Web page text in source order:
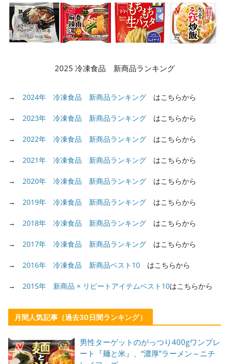
2025 冷凍食品 新商品ランキング
→ 2024年 冷凍食品 新商品ランキング はこちらから
→ 2023年 冷凍食品 新商品ランキング はこちらから
→ 2022年 冷凍食品 新商品ランキング はこちらから
→ 2021年 冷凍食品 新商品ランキング はこちらから
→ 2020年 冷凍食品 新商品ランキング はこちらから
→ 2019年 冷凍食品 新商品ランキング はこちらから
→ 2018年 冷凍食品 新商品ランキング はこちらから
→ 2017年 冷凍食品 新商品ランキング はこちらから
→ 2016年 冷凍食品 新商品ベスト10 はこちらから
→ 2015年 新商品 × リピートアイテムベスト10はこちらから
月間人気記事（過去30日間ランキング）
男性ターゲットのがっつり400gワンプレ
ート『麺と米』、“濃厚”ラーメン～ニチ